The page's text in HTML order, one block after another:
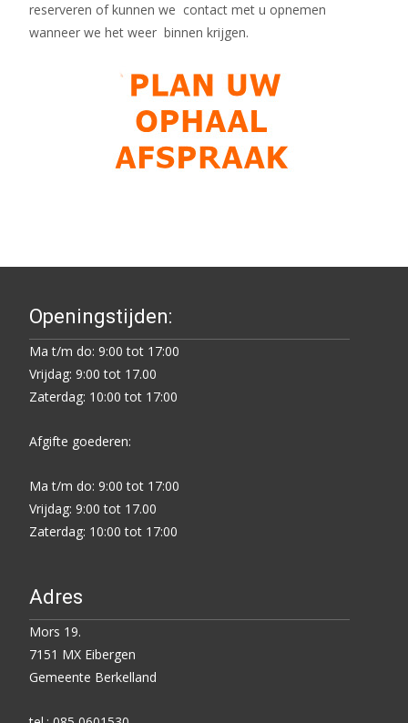
reserveren of kunnen we contact met u opnemen
wanneer we het weer binnen krijgen.
Openingstijden:
Ma t/m do: 9:00 tot 17:00
Vrijdag: 9:00 tot 17.00
Zaterdag: 10:00 tot 17:00
Afgifte goederen:
Ma t/m do: 9:00 tot 17:00
Vrijdag: 9:00 tot 17.00
Zaterdag: 10:00 tot 17:00
Adres
Mors 19.
7151 MX Eibergen
Gemeente Berkelland